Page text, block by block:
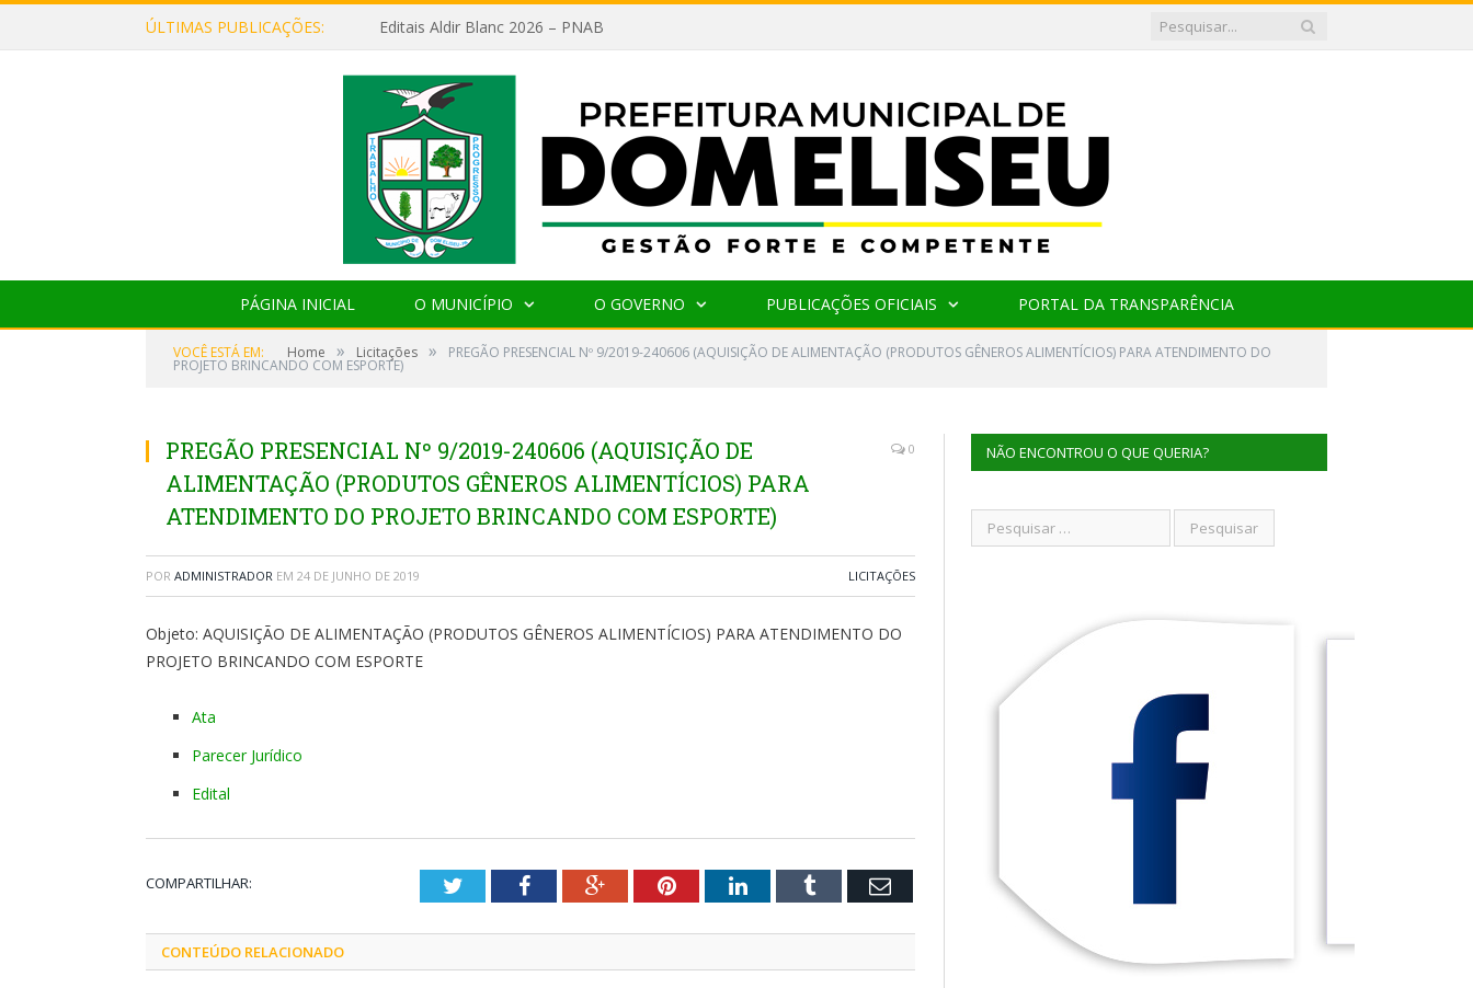
ÚLTIMAS PUBLICAÇÕES: Editais Aldir Blanc 2026 – PNAB
PÁGINA INICIAL O MUNICÍPIO O GOVERNO PUBLICAÇÕES OFICIAIS PORTAL DA TRANSPARÊNCIA
VOCÊ ESTÁ EM: Home » Licitações » PREGÃO PRESENCIAL Nº 9/2019-240606 (AQUISIÇÃO DE ALIMENTAÇÃO (PRODUTOS GÊNEROS ALIMENTÍCIOS) PARA ATENDIMENTO DO
PROJETO BRINCANDO COM ESPORTE)
PREGÃO PRESENCIAL Nº 9/2019-240606 (AQUISIÇÃO DE
ALIMENTAÇÃO (PRODUTOS GÊNEROS ALIMENTÍCIOS) PARA
ATENDIMENTO DO PROJETO BRINCANDO COM ESPORTE)
0
POR ADMINISTRADOR EM 24 DE JUNHO DE 2019 LICITAÇÕES
Objeto: AQUISIÇÃO DE ALIMENTAÇÃO (PRODUTOS GÊNEROS ALIMENTÍCIOS) PARA ATENDIMENTO DO
PROJETO BRINCANDO COM ESPORTE
Ata
Parecer Jurídico
Edital
COMPARTILHAR: TwitterFacebookGoogle+PinterestLinkedInTumblr Email
CONTEÚDO RELACIONADO
NÃO ENCONTROU O QUE QUERIA?